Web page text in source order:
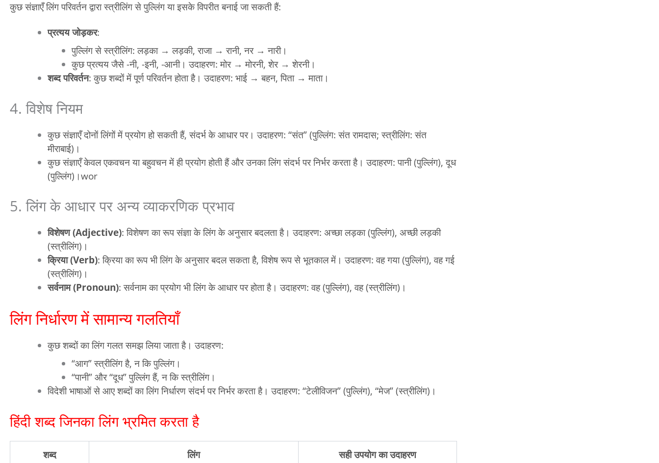
कुछ संज्ञाएँ लिंग परिवर्तन द्वारा स्त्रीलिंग से पुल्लिंग या इसके विपरीत बनाई जा सकती हैं:
प्रत्यय जोड़कर:
पुल्लिंग से स्त्रीलिंग: लड़का → लड़की, राजा → रानी, नर → नारी।
कुछ प्रत्यय जैसे -नी, -इनी, -आनी। उदाहरण: मोर → मोरनी, शेर → शेरनी।
शब्द परिवर्तन: कुछ शब्दों में पूर्ण परिवर्तन होता है। उदाहरण: भाई → बहन, पिता → माता।
4. विशेष नियम
कुछ संज्ञाएँ दोनों लिंगों में प्रयोग हो सकती हैं, संदर्भ के आधार पर। उदाहरण: “संत” (पुल्लिंग: संत रामदास; स्त्रीलिंग: संत
मीराबाई)।
कुछ संज्ञाएँ केवल एकवचन या बहुवचन में ही प्रयोग होती हैं और उनका लिंग संदर्भ पर निर्भर करता है। उदाहरण: पानी (पुल्लिंग), दूध
(पुल्लिंग)।wor
5. लिंग के आधार पर अन्य व्याकरणिक प्रभाव
विशेषण (Adjective): विशेषण का रूप संज्ञा के लिंग के अनुसार बदलता है। उदाहरण: अच्छा लड़का (पुल्लिंग), अच्छी लड़की
(स्त्रीलिंग)।
क्रिया (Verb): क्रिया का रूप भी लिंग के अनुसार बदल सकता है, विशेष रूप से भूतकाल में। उदाहरण: वह गया (पुल्लिंग), वह गई
(स्त्रीलिंग)।
सर्वनाम (Pronoun): सर्वनाम का प्रयोग भी लिंग के आधार पर होता है। उदाहरण: वह (पुल्लिंग), वह (स्त्रीलिंग)।
लिंग निर्धारण में सामान्य गलतियाँ
कुछ शब्दों का लिंग गलत समझ लिया जाता है। उदाहरण:
“आग” स्त्रीलिंग है, न कि पुल्लिंग।
“पानी” और “दूध” पुल्लिंग हैं, न कि स्त्रीलिंग।
विदेशी भाषाओं से आए शब्दों का लिंग निर्धारण संदर्भ पर निर्भर करता है। उदाहरण: “टेलीविजन” (पुल्लिंग), “मेज” (स्त्रीलिंग)।
हिंदी शब्द जिनका लिंग भ्रमित करता है
शब्द लिंग सही उपयोग का उदाहरण